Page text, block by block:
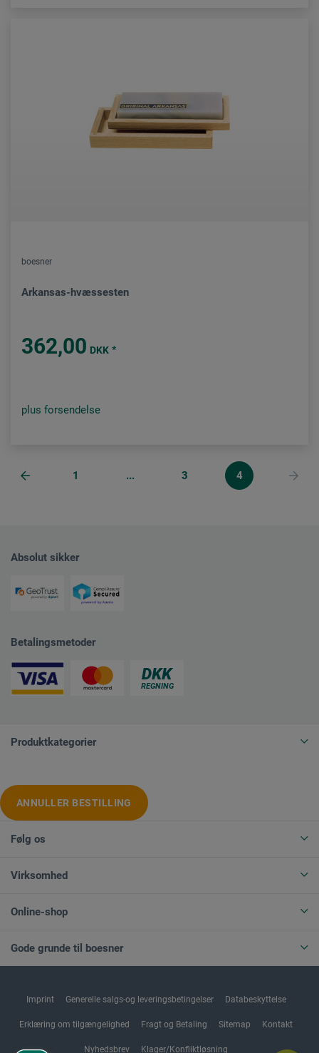
boesner
Arkansas-hvæssesten
362,00 DKK *
plus forsendelse
1 ... 3 4
Absolut sikker
Betalingsmetoder
Produktkategorier
ANNULLER BESTILLING
Følg os
Virksomhed
Online-shop
Gode grunde til boesner
Imprint Generelle salgs-og leveringsbetingelser Databeskyttelse
Erklæring om tilgængelighed Fragt og Betaling Sitemap Kontakt
Nyhedsbrev Klager/Konfliktløsning